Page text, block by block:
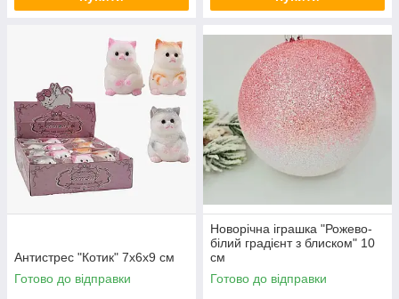
Антистрес "Котик" 7х6х9 см
Готово до відправки
Новорічна іграшка "Рожево-
білий градієнт з блиском" 10
см
Готово до відправки